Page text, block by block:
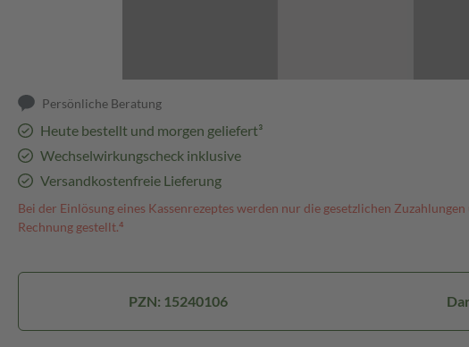
Persönliche Beratung
Heute bestellt und morgen geliefert³
Wechselwirkungscheck inklusive
Versandkostenfreie Lieferung
Bei der Einlösung eines Kassenrezeptes werden nur die gesetzlichen
Rechnung gestellt.⁴
PZN: 15240106